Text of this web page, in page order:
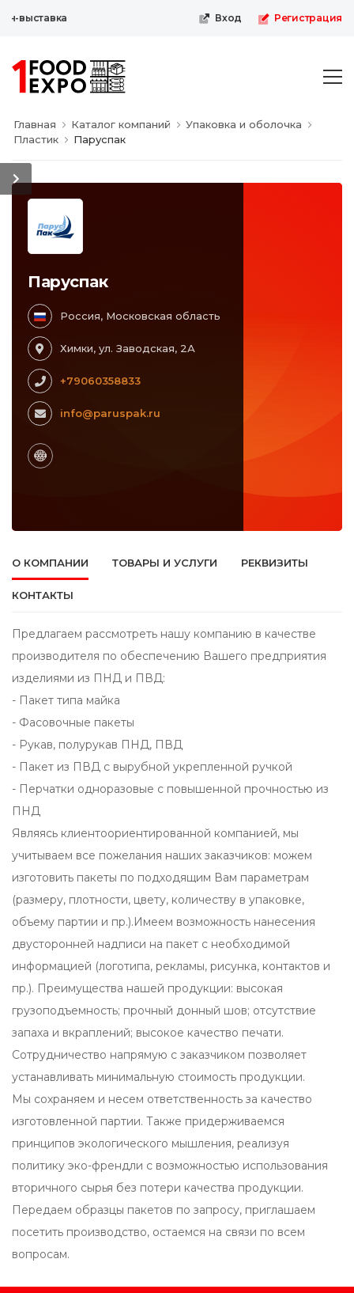
выставка Вход Регистрация
Главная Каталог компаний
Упаковка и оболочка
Пластик
Паруспак
Паруспак
Россия, Московская область
Химки, ул. Заводская, 2А
+79060358833
info@paruspak.ru
О КОМПАНИИ ТОВАРЫ И УСЛУГИ РЕКВИЗИТЫ
КОНТАКТЫ
Предлагаем рассмотреть нашу компанию в качестве
производителя по обеспечению Вашего предприятия
изделиями из ПНД и ПВД:
- Пакет типа майка
- Фасовочные пакеты
- Рукав, полурукав ПНД, ПВД
- Пакет из ПВД с вырубной укрепленной ручкой
- Перчатки одноразовые с повышенной прочностью из
ПНД
Являясь клиентоориентированной компанией, мы
учитываем все пожелания наших заказчиков: можем
изготовить пакеты по подходящим Вам параметрам
(размеру, плотности, цвету, количеству в упаковке,
объему партии и пр.).Имеем возможность нанесения
двусторонней надписи на пакет с необходимой
информацией (логотипа, рекламы, рисунка, контактов и
пр.). Преимущества нашей продукции: высокая
грузоподъемность; прочный донный шов; отсутствие
запаха и вкраплений; высокое качество печати.
Сотрудничество напрямую с заказчиком позволяет
устанавливать минимальную стоимость продукции.
Мы сохраняем и несем ответственность за качество
изготовленной партии. Также придерживаемся
принципов экологического мышления, реализуя
политику эко-френдли с возможностью использования
вторичного сырья без потери качества продукции.
Передаем образцы пакетов по запросу, приглашаем
посетить производство, остаемся на связи по всем
вопросам.